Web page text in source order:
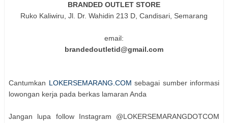
BRANDED OUTLET STORE
Ruko Kaliwiru, Jl. Dr. Wahidin 213 D, Candisari, Semarang
email:
brandedoutletid@gmail.com
Cantumkan LOKERSEMARANG.COM sebagai sumber informasi
lowongan kerja pada berkas lamaran Anda
Jangan lupa follow Instagram @LOKERSEMARANGDOTCOM